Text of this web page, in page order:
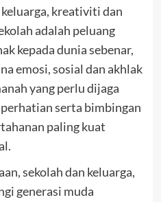
kreativiti dan
adalah peluang
kepada dunia sebenar,
emosi, sosial dan akhlak
yang perlu dijaga
serta bimbingan
paling kuat
sekolah dan keluarga,
generasi muda